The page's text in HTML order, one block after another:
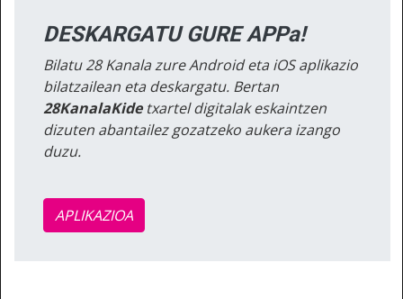
DESKARGATU GURE APPa!
Bilatu 28 Kanala zure Android eta iOS aplikazio
bilatzailean eta deskargatu. Bertan
28KanalaKidetxartel digitalak eskaintzen
dizuten abantailez gozatzeko aukera izango
duzu.
APLIKAZIOA